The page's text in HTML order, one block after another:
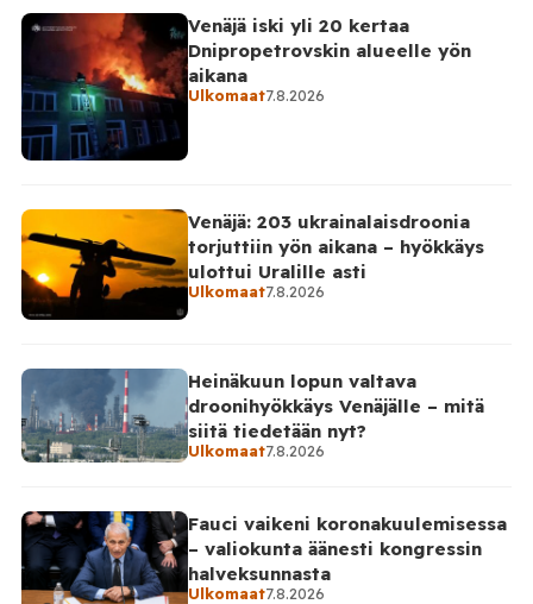
Venäjä iski yli 20 kertaa
Dnipropetrovskin alueelle yön
aikana
Ulkomaat7.8.2026
Venäjä: 203 ukrainalaisdroonia
torjuttiin yön aikana – hyökkäys
ulottui Uralille asti
Ulkomaat7.8.2026
Heinäkuun lopun valtava
droonihyökkäys Venäjälle – mitä
siitä tiedetään nyt?
Ulkomaat7.8.2026
Fauci vaikeni koronakuulemisessa
– valiokunta äänesti kongressin
halveksunnasta
Ulkomaat7.8.2026